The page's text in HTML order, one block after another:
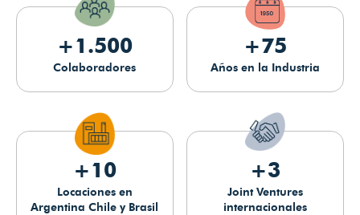
+1.500
Colaboradores
+75
Años en la Industria
+10
Locaciones en
Argentina Chile y Brasil
+3
Joint Ventures
internacionales